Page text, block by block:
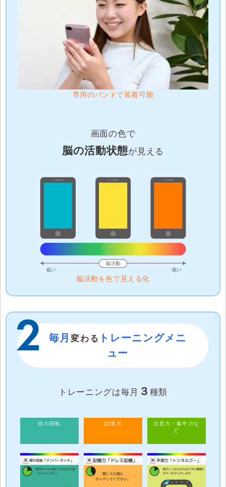
専用のバンドで装着可能
画面の色で
脳の活動状態が見える
脳活動を色で見える化
毎月変わる トレーニングメニ
ュー
トレーニングは毎月 ３ 種類
頭の回転 記憶力
注意力・集中力な
ど